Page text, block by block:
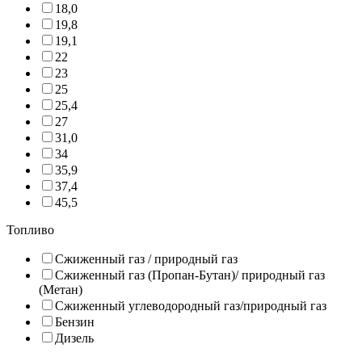
18,0
19,8
19,1
22
23
25
25,4
27
31,0
34
35,9
37,4
45,5
Топливо
Сжиженный газ / природный газ
Сжиженный газ (Пропан-Бутан)/ природный газ
(Метан)
Сжиженный углеводородный газ/природный газ
Бензин
Дизель